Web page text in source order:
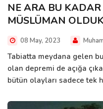
NE ARA BU
MÜSLÜMAN OLDUK
08 May, 2023
Tabiatta meydana gelen
olan depremi de açığa
bütün olayları sadece tek